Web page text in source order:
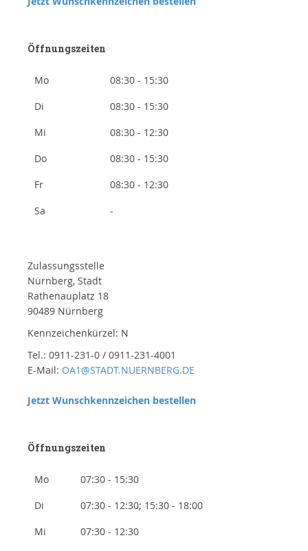
Öffnungszeiten
Mo
08:30 - 15:30
Di
08:30 - 15:30
Mi
08:30 - 12:30
Do
08:30 - 15:30
Fr
08:30 - 12:30
Sa
-
Zulassungsstelle
Nürnberg, Stadt
Rathenauplatz 18
90489 Nürnberg
Kennzeichenkürzel: N
Tel.: 0911-231-0 / 0911-231-4001
E-Mail: OA1@STADT.NUERNBERG.DE
Jetzt Wunschkennzeichen bestellen
Öffnungszeiten
Mo
07:30 - 15:30
Di
07:30 - 12:30; 15:30 - 18:00
Mi
07:30 - 12:30